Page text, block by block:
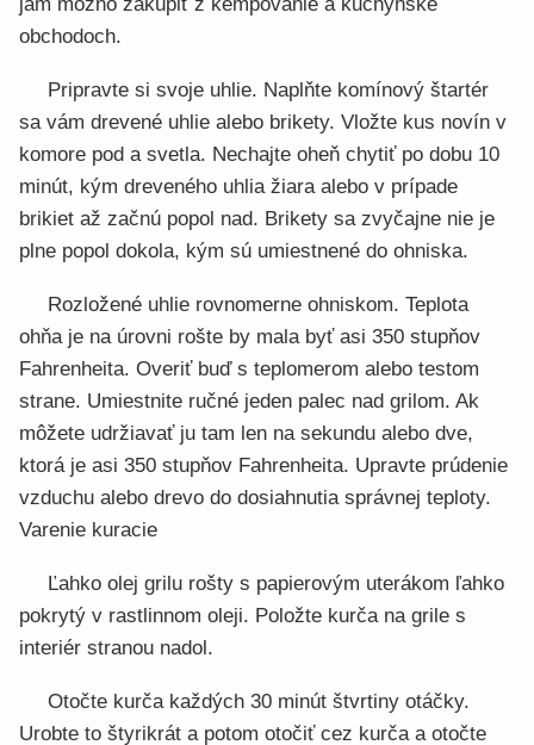
obchodoch.
Pripravte si svoje uhlie. Naplňte komínový štartér
sa vám drevené uhlie alebo brikety. Vložte kus novín v
komore pod a svetla. Nechajte oheň chytiť po dobu 10
minút, kým dreveného uhlia žiara alebo v prípade
brikiet až začnú popol nad. Brikety sa zvyčajne nie je
plne popol dokola, kým sú umiestnené do ohniska.
Rozložené uhlie rovnomerne ohniskom. Teplota
ohňa je na úrovni rošte by mala byť asi 350 stupňov
Fahrenheita. Overiť buď s teplomerom alebo testom
strane. Umiestnite ručné jeden palec nad grilom. Ak
môžete udržiavať ju tam len na sekundu alebo dve,
ktorá je asi 350 stupňov Fahrenheita. Upravte prúdenie
vzduchu alebo drevo do dosiahnutia správnej teploty.
Varenie kuracie
Ľahko olej grilu rošty s papierovým uterákom ľahko
pokrytý v rastlinnom oleji. Položte kurča na grile s
interiér stranou nadol.
Otočte kurča každých 30 minút štvrtiny otáčky.
Urobte to štyrikrát a potom otočiť cez kurča a otočte